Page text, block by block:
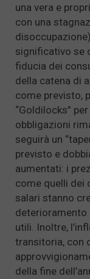
una vera e
con una
significativo se
fiducia dei
della catena di
come previsto,
“Goldilocks”
obbligazioni
seguirà un
previsto e
aumentati: i
come quelli dei
salari stanno
deterioramento
utili. Inoltre,
transitoria, con
della fine